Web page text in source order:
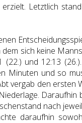
Letztlich
sich keine
und 12:13
Minuten und so
vergab den ersten
Daraufhin
nach
daraufhin